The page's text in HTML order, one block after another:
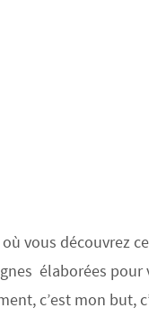
vous découvrez
élaborées pour
c’est mon but,